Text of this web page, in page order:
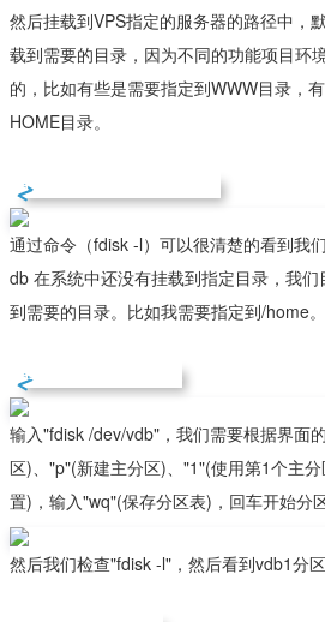
然后挂载到VPS指定的服务器的路径中，
载到需要的目录，因为不同的功能项目环
的，比如有些是需要指定到WWW目录，
HOME目录。
第一、查看已挂载的硬盘
通过命令（fdisk -l）可以很清楚的看到我
db 在系统中还没有挂载到指定目录，我
到需要的目录。比如我需要指定到/home。
第二、磁盘分区处理
输入"fdisk /dev/vdb"，我们需要根据界面
区)、"p"(新建主分区)、"1"(使用第1个主
置)，输入"wq"(保存分区表)，回车开始分区
然后我们检查"fdisk -l"，然后看到vdb1分区